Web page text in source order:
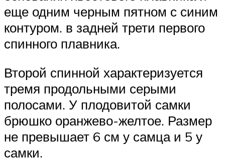
еще одним черным пятном с синим
контуром. в задней трети первого
спинного плавника.
Второй спинной характеризуется
тремя продольными серыми
полосами. У плодовитой самки
брюшко оранжево-желтое. Размер
не превышает 6 см у самца и 5 у
самки.